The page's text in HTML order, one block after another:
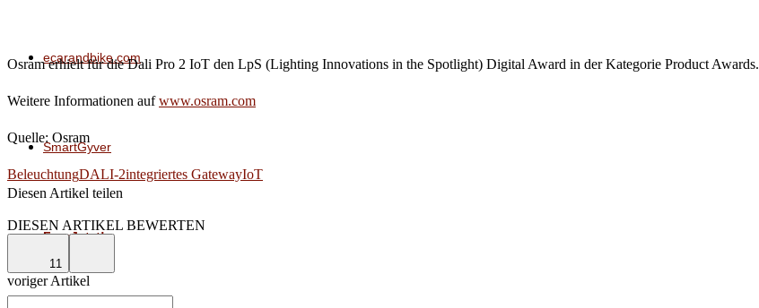
ecarandbike.com
SmartGyver
FragJetzt!
Osram erhielt für die Dali Pro 2 IoT den LpS (Lighting Innovations in the Spotlight) Digital Award in der Kategorie Product Awards.
Weitere Informationen aufwww.osram.com
Quelle: Osram
BeleuchtungDALI-2integriertes GatewayIoT
Diesen Artikel teilen
DIESEN ARTIKEL BEWERTEN
11
voriger Artikel